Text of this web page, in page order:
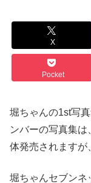
X
Pocket
堀ちゃんの1st写
ンバーの写真集
体発売されますが
堀ちゃんセブンネ